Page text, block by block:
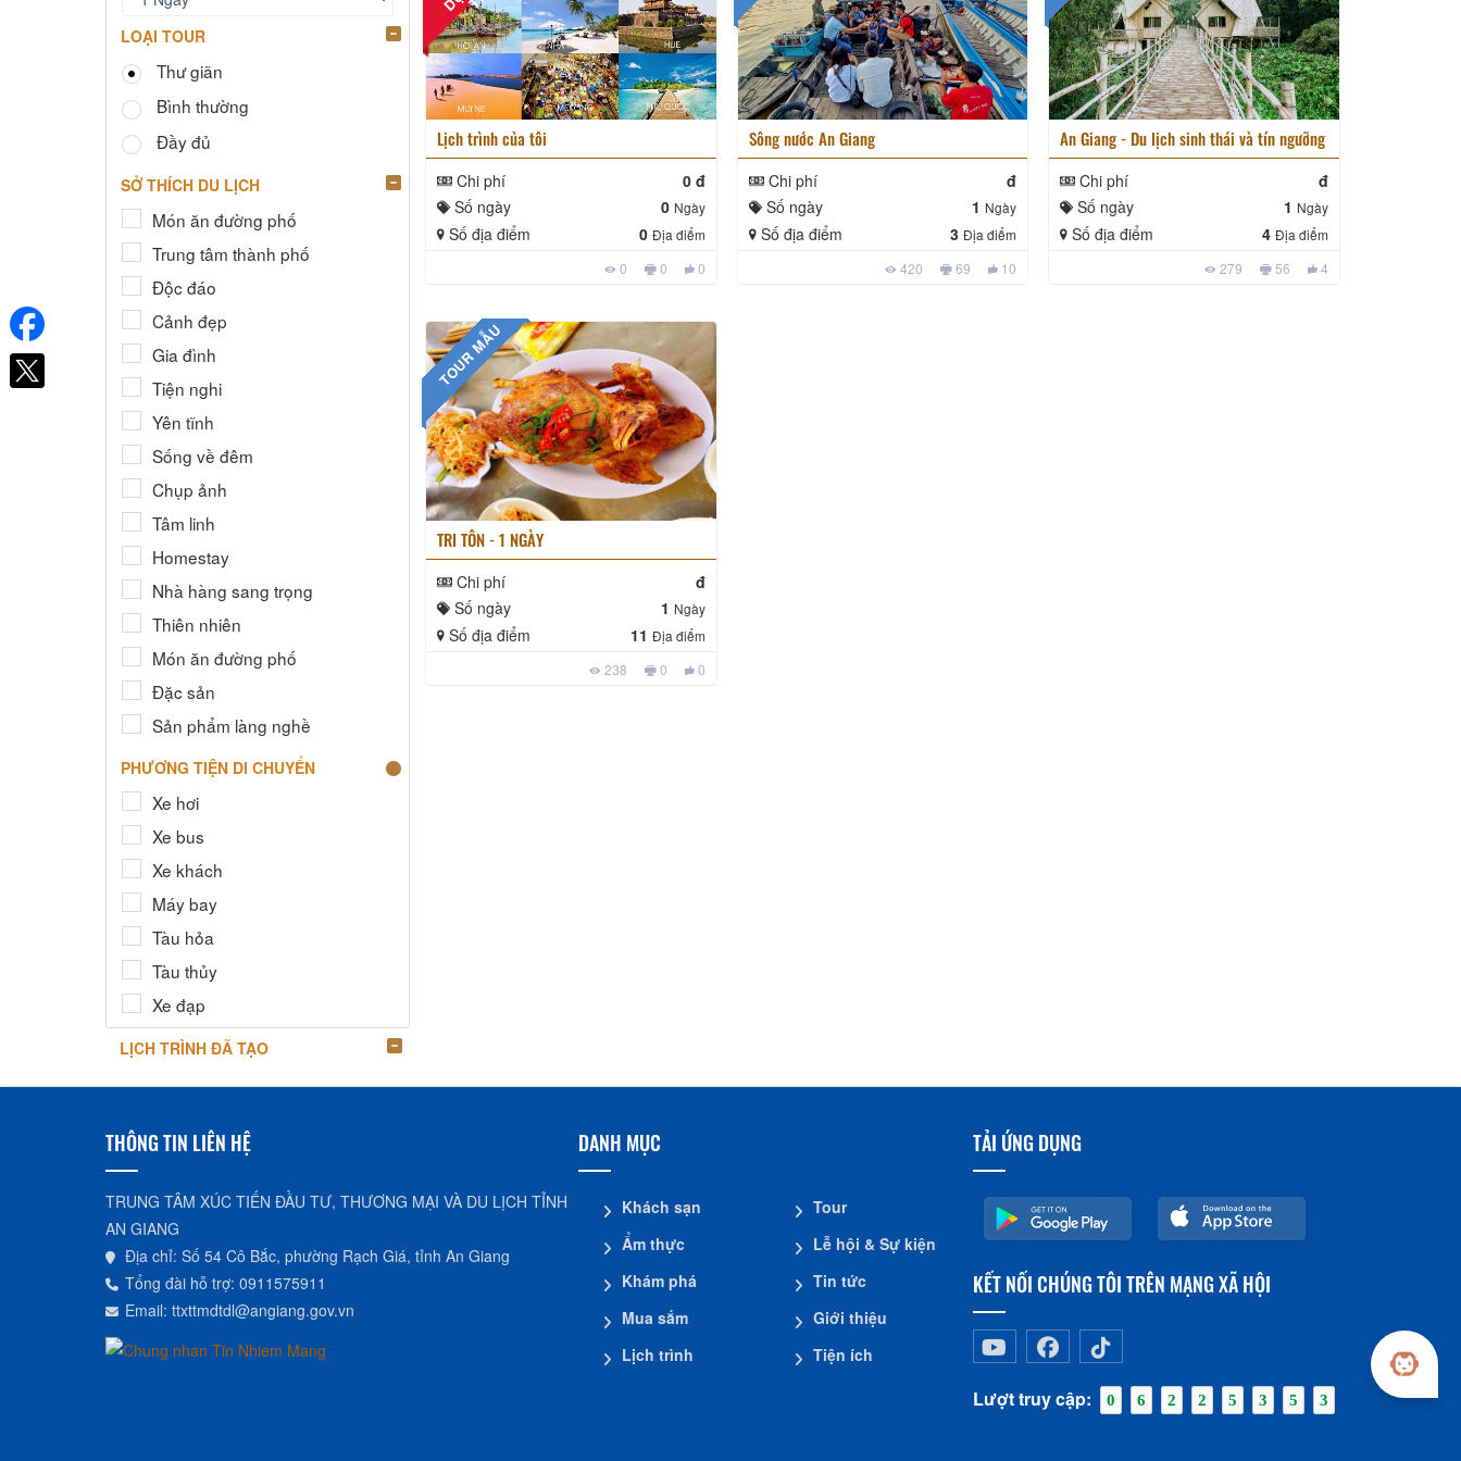
LOẠI TOUR
Thư giãn
Bình thường
Đầy đủ
SỞ THÍCH DU LỊCH
Món ăn đường phố
Trung tâm thành phố
Độc đáo
Cảnh đẹp
Gia đình
Tiện nghi
Yên tĩnh
Sống về đêm
Chụp ảnh
Tâm linh
Homestay
Nhà hàng sang trọng
Thiên nhiên
Món ăn đường phố
Đặc sản
Sản phẩm làng nghề
PHƯƠNG TIỆN DI CHUYỂN
Xe hơi
Xe bus
Xe khách
Máy bay
Tàu hỏa
Tàu thủy
Xe đạp
LỊCH TRÌNH ĐÃ TẠO
Lịch trình của tôi
Chi phí
0 đ
Số ngày
0 Ngày
Số địa điểm 0 Địa điểm
0
0 0
Sông nước An Giang
Chi phí
đ
Số ngày
1 Ngày
Số địa điểm 3 Địa điểm
420
69 10
An Giang - Du lịch sinh thái và tín ngưỡng
Chi phí
đ
Số ngày
1 Ngày
Số địa điểm 4 Địa điểm
279
56 4
TOUR MẪU
TRI TÔN - 1 NGÀY
Chi phí
đ
Số ngày
1 Ngày
Số địa điểm 11 Địa điểm
238
0 0
THÔNG TIN LIÊN HỆ
TRUNG TÂM XÚC TIẾN ĐẦU TƯ, THƯƠNG MẠI VÀ DU LỊCH TỈNH
AN GIANG
Địa chỉ: Số 54 Cô Bắc, phường Rạch Giá, tỉnh An Giang
Tổng đài hỗ trợ: 0911575911
Email: ttxttmdtdl@angiang.gov.vn
DANH MỤC
Khách sạn
Ẩm thực
Khám phá
Mua sắm
Lịch trình
Tour
Lễ hội & Sự kiện
Tin tức
Giới thiệu
Tiện ích
TẢI ỨNG DỤNG
KẾT NỐI CHÚNG TÔI TRÊN MẠNG XÃ HỘI
Lượt truy cập: 0 6 2 2 5 3 5 3